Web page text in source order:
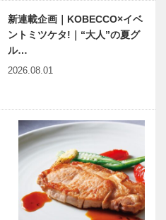
馬歳時記
新連載企画｜KOBECCO×イベ
ントミツケタ!｜“大人”の夏グ
ル…
2026.08.01